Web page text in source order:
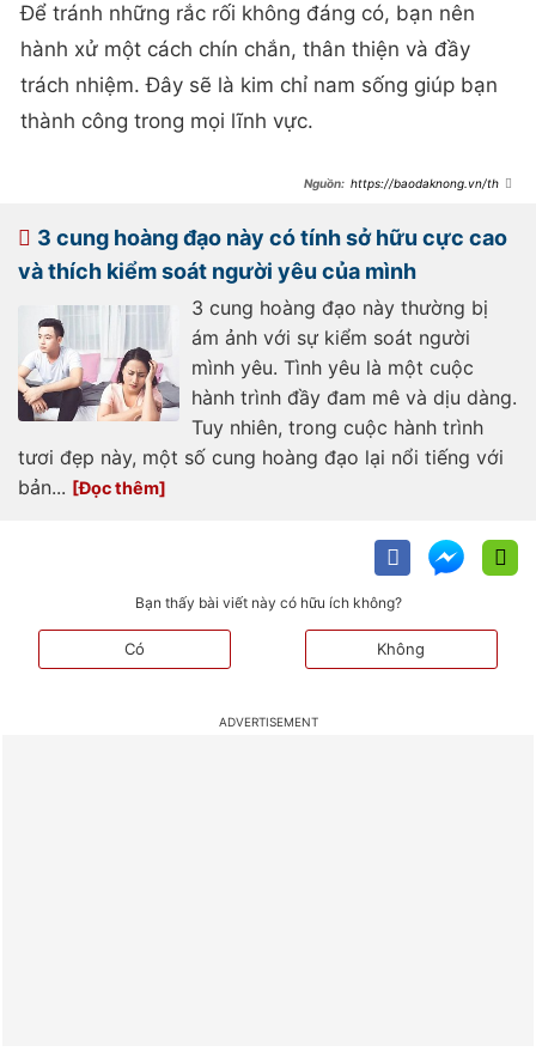
Để tránh những rắc rối không đáng có, bạn nên
hành xử một cách chín chắn, thân thiện và đầy
trách nhiệm. Đây sẽ là kim chỉ nam sống giúp bạn
thành công trong mọi lĩnh vực.
https://baodaknong.vn/than
so-4-bat-hoa-voi-gia-dinh-
189547.html
3 cung hoàng đạo này có tính sở hữu cực cao
và thích kiểm soát người yêu của mình
3 cung hoàng đạo này thường bị
ám ảnh với sự kiểm soát người
mình yêu. Tình yêu là một cuộc
hành trình đầy đam mê và dịu dàng.
Tuy nhiên, trong cuộc hành trình
tươi đẹp này, một số cung hoàng đạo lại nổi tiếng với
bản...
Bạn thấy bài viết này có hữu ích không?
Có Không